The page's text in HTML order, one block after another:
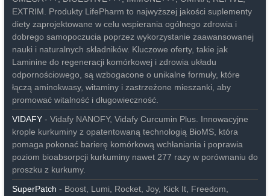
EXTRIM. Produkty LifePharm to najwyższej jakości suplementy
diety zaprojektowane w celu wspierania ogólnego zdrowia i
dobrego samopoczucia poprzez wykorzystanie zaawansowanej
nauki i naturalnych składników. Kluczowe oferty, takie jak
Laminine do regeneracji komórkowej i zdrowia układu
odpornościowego, są wzbogacone o unikalne formuły, które
łączą aminokwasy, witaminy i zastrzeżone mieszanki, aby
promować witalność i długowieczność.
VIDAFY- Vidafy NANOFY, Vidafy Curcumin Plus. Innowacyjne
krople kurkuminy z opatentowaną technologią BioMS, która
pomaga pokonać barierę komórkową wchłaniania i poprawia
poziom bioabsorpcji kurkuminy nawet 277 razy w porównaniu do
proszku z kurkumy.
SuperPatch - Boost, Lumi, Rocket, Joy, Kick It, Freedom,